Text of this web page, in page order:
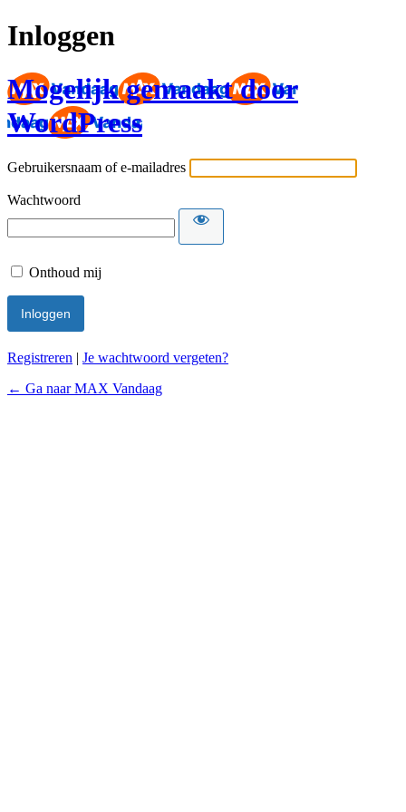
Inloggen
Mogelijk gemaakt door
WordPress
Gebruikersnaam of e-mailadres
Wachtwoord
Onthoud mij
Registreren | Je wachtwoord vergeten?
← Ga naar MAX Vandaag